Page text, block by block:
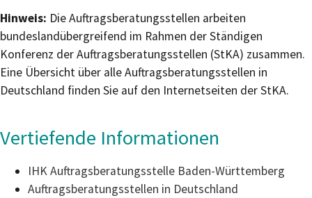
Hinweis: Die Auftragsberatungsstellen arbeiten
bundeslandübergreifend im Rahmen der Ständigen
Konferenz der Auftragsberatungsstellen (StKA) zusammen.
Eine Übersicht über alle Auftragsberatungsstellen in
Deutschland finden Sie auf den Internetseiten der StKA.
Vertiefende Informationen
IHK Auftragsberatungsstelle Baden-Württemberg
Auftragsberatungsstellen in Deutschland